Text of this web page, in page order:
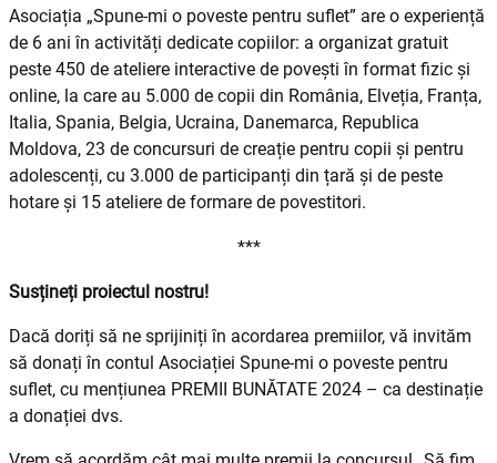
Asociația „Spune-mi o poveste pentru suflet” are o experiență
de 6 ani în activități dedicate copiilor: a organizat gratuit
peste 450 de ateliere interactive de povești în format fizic și
online, la care au 5.000 de copii din România, Elveția, Franța,
Italia, Spania, Belgia, Ucraina, Danemarca, Republica
Moldova, 23 de concursuri de creație pentru copii și pentru
adolescenți, cu 3.000 de participanți din țară și de peste
hotare și 15 ateliere de formare de povestitori.
***
Susțineți proiectul nostru!
Dacă doriți să ne sprijiniți în acordarea premiilor, vă invităm
să donați în contul Asociației Spune-mi o poveste pentru
suflet, cu mențiunea PREMII BUNĂTATE 2024 – ca destinație
a donației dvs.